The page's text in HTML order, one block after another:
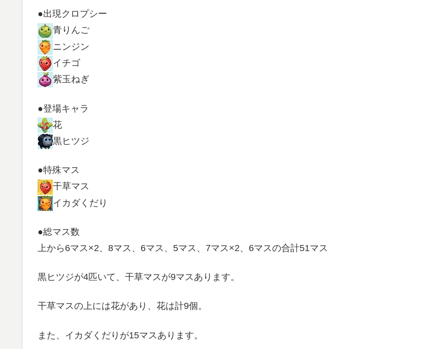
●出現クロプシー
青りんご
ニンジン
イチゴ
紫玉ねぎ
●登場キャラ
花
黒ヒツジ
●特殊マス
干草マス
イカダくだり
●総マス数
上から6マス×2、8マス、6マス、5マス、7マス×2、6マスの合計51マス
黒ヒツジが4匹いて、干草マスが9マスあります。
干草マスの上には花があり、花は計9個。
また、イカダくだりが15マスあります。